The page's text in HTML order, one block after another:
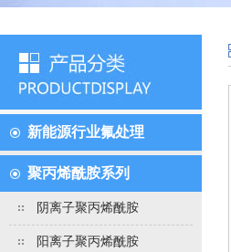
新能源行业氟处理
聚丙烯酰胺系列
阴离子聚丙烯酰胺
阳离子聚丙烯酰胺